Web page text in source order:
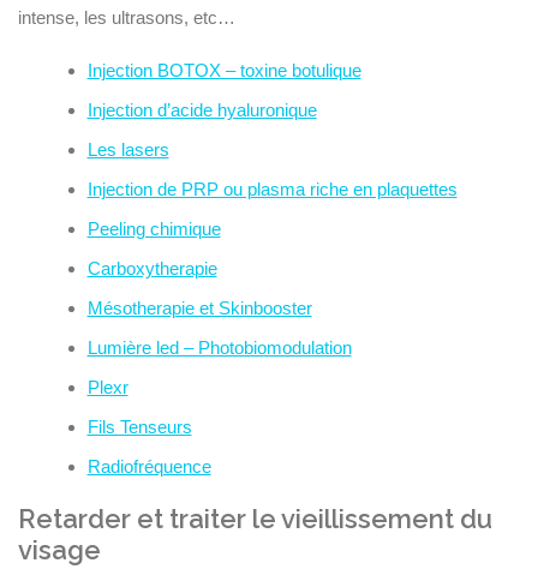
intense, les ultrasons, etc…
Injection BOTOX – toxine botulique
Injection d’acide hyaluronique
Les lasers
Injection de PRP ou plasma riche en plaquettes
Peeling chimique
Carboxytherapie
Mésotherapie et Skinbooster
Lumière led – Photobiomodulation
Plexr
Fils Tenseurs
Radiofréquence
Retarder et traiter le vieillissement du
visage